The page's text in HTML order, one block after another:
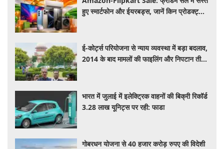
हुए स्मार्टफोन और ईयरबड्स, जानें किन प्रोडक्ट्स
ई-कोर्ट्स परियोजना से न्याय व्यवस्था में बड़ा बदलाव,
2014 के बाद मामलों की फाइलिंग और निपटान तीन
भारत में जुलाई में इलेक्ट्रिक वाहनों की बिक्री रिकॉर्ड
3.28 लाख यूनिट्स पर रही: फाडा
गोबरधन योजना से 40 हजार करोड़ रुपए की विदेशी